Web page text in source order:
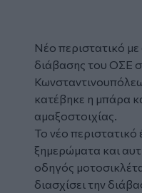
Νέο περιστατικό
διάβασης του ΟΣΕ
κατέβηκε η μπάρα
αμαξοστοιχίας.
Το νέο περιστατικό
ξημερώματα και
οδηγός
διασχίσει την